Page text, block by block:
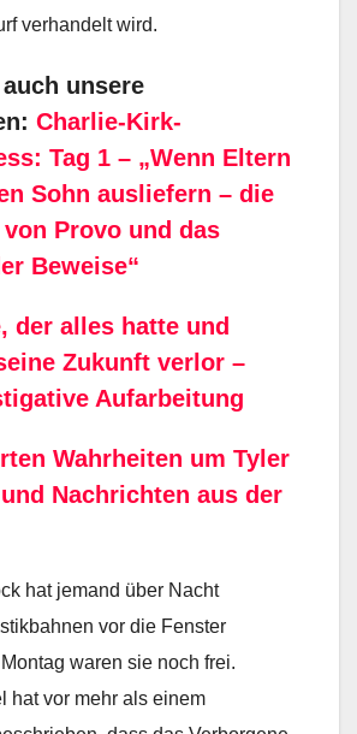
verhandelt wird.
unsere
Charlie-Kirk-
Tag 1 – „Wenn Eltern
Sohn ausliefern – die
Provo und das
Beweise“
der alles hatte und
Zukunft verlor –
Aufarbeitung
Wahrheiten um Tyler
Nachrichten aus der
hat jemand über Nacht
vor die Fenster
waren sie noch frei.
hat vor mehr als einem